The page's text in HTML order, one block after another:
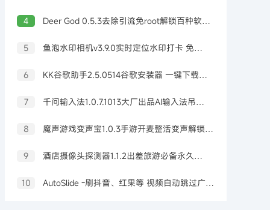
4 Deer God 0.5.3去除引流免root解锁百种软件会员
5 鱼泡水印相机v3.9.0实时定位水印打卡 免费无广告
6 KK谷歌助手2.5.0514谷歌安装器 一键下载安装
7 千问输入法1.0.7.1013大厂出品AI输入法吊打豆包输入法
8 魔声游戏变声宝1.0.3手游开麦整活变声解锁会员
9 酒店摄像头探测器1.1.2出差旅游必备永久可用
10 AutoSlide -刷抖音、红果等 视频自动跳过广告 OCR智能识别 v2.6.0